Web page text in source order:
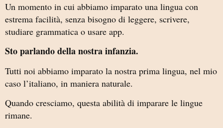
Un momento in cui abbiamo imparato una lingua con
estrema facilità, senza bisogno di leggere, scrivere,
studiare grammatica o usare app.
Sto parlando della nostra infanzia.
Tutti noi abbiamo imparato la nostra prima lingua, nel mio
caso l’italiano, in maniera naturale.
Quando cresciamo, questa abilità di imparare le lingue
rimane.